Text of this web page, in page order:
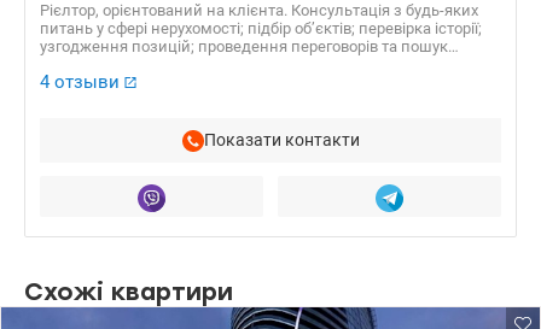
Рієлтор, орієнтований на клієнта. Консультація з будь-яких
питань у сфері нерухомості; підбір обʼєктів; перевірка історії;
узгодження позицій; проведення переговорів та пошук
перегляду до ключів у руках — прозоро, спокійно та з фокусом
4 отзыви
Показати контакти
Схожі квартири